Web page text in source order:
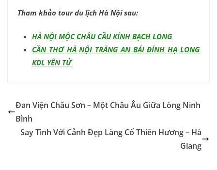
Tham khảo tour du lịch Hà Nội sau:
HÀ NỘI MỘC CHÂU CẦU KÍNH BẠCH LONG
CẦN THƠ HÀ NỘI TRÀNG AN BÁI ĐÍNH HẠ LONG
KDL YÊN TỬ
Đan Viện Châu Sơn – Một Châu Âu Giữa Lòng Ninh
Bình
Say Tình Với Cảnh Đẹp Làng Cổ Thiên Hương – Hà
Giang